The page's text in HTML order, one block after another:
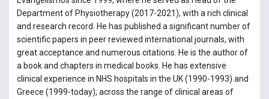
Department of Physiotherapy (2017-2021), with a rich clinical
and research record. He has published a significant number of
scientific papers in peer reviewed international journals, with
great acceptance and numerous citations. He is the author of
a book and chapters in medical books. He has extensive
clinical experience in NHS hospitals in the UK (1990-1993) and
Greece (1999-today), across the range of clinical areas of